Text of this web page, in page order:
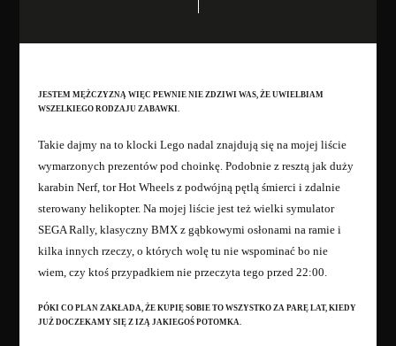
JESTEM MĘŻCZYZNĄ WIĘC PEWNIE NIE ZDZIWI WAS, ŻE UWIELBIAM
WSZELKIEGO RODZAJU ZABAWKI.
Takie dajmy na to klocki Lego nadal znajdują się na mojej liście
wymarzonych prezentów pod choinkę. Podobnie z resztą jak duży
karabin Nerf, tor Hot Wheels z podwójną pętlą śmierci i zdalnie
sterowany helikopter. Na mojej liście jest też wielki symulator
SEGA Rally, klasyczny BMX z gąbkowymi osłonami na ramie i
kilka innych rzeczy, o których wolę tu nie wspominać bo nie
wiem, czy ktoś przypadkiem nie przeczyta tego przed 22:00.
PÓKI CO PLAN ZAKŁADA, ŻE KUPIĘ SOBIE TO WSZYSTKO ZA PARĘ LAT, KIEDY
JUŻ DOCZEKAMY SIĘ Z IZĄ JAKIEGOŚ POTOMKA.